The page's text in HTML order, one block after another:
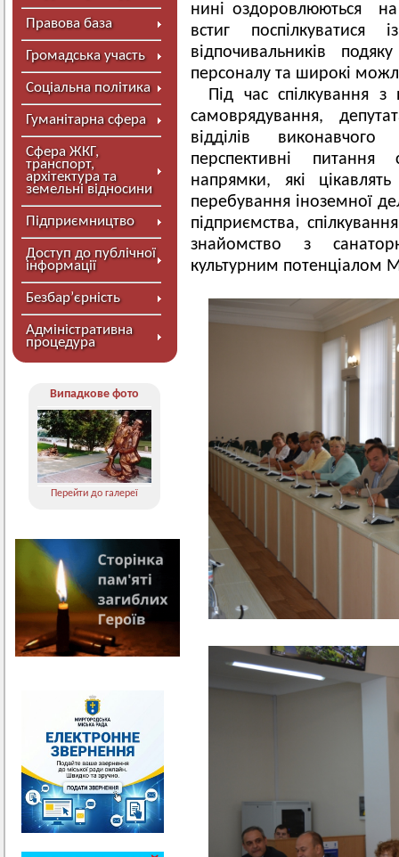
Правова база
Громадська участь
Соціальна політика
Гуманітарна сфера
Сфера ЖКГ,
транспорт,
архітектура та
земельні відносини
Підприємництво
Доступ до публічної
інформації
Безбар’єрність
Адміністративна
процедура
Випадкове фото
Перейти до галереї
нині оздоровлюються
встиг
відпочивальників
персоналу та широкі
Під час спілкування з
самоврядування,
відділів
перспективні
напрямки, які
перебування іноземної
підприємства,
знайомство з
культурним потенціалом